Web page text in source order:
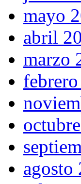
mayo
abril
marzo
agosto